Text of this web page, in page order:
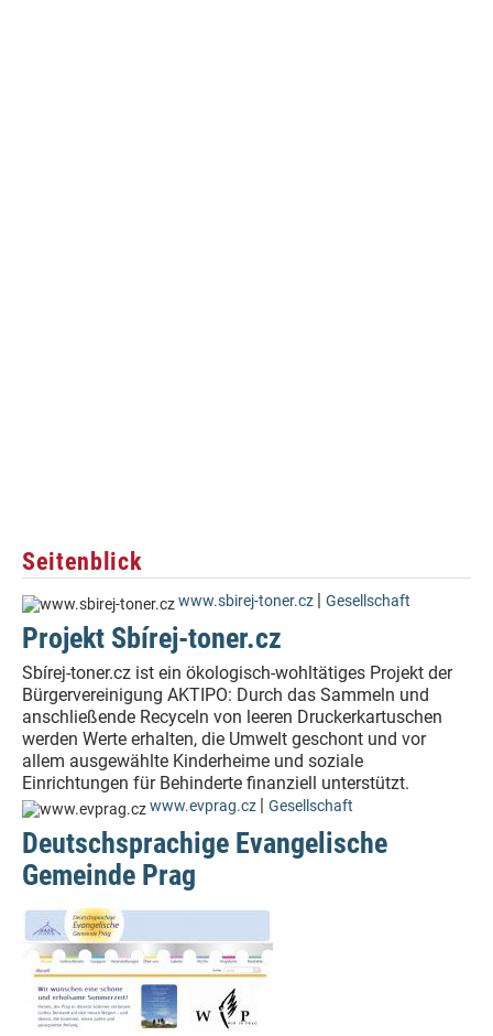
Seitenblick
www.sbirej-toner.cz | Gesellschaft
Projekt Sbírej-toner.cz
Sbírej-toner.cz ist ein ökologisch-wohltätiges Projekt der
Bürgervereinigung AKTIPO: Durch das Sammeln und
anschließende Recyceln von leeren Druckerkartuschen
werden Werte erhalten, die Umwelt geschont und vor
allem ausgewählte Kinderheime und soziale
Einrichtungen für Behinderte finanziell unterstützt.
www.evprag.cz | Gesellschaft
Deutschsprachige Evangelische
Gemeinde Prag